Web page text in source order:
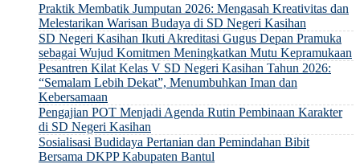
Praktik Membatik Jumputan 2026: Mengasah Kreativitas dan
Melestarikan Warisan Budaya di SD Negeri Kasihan
SD Negeri Kasihan Ikuti Akreditasi Gugus Depan Pramuka
sebagai Wujud Komitmen Meningkatkan Mutu Kepramukaan
Pesantren Kilat Kelas V SD Negeri Kasihan Tahun 2026:
“Semalam Lebih Dekat”, Menumbuhkan Iman dan
Kebersamaan
Pengajian POT Menjadi Agenda Rutin Pembinaan Karakter
di SD Negeri Kasihan
Sosialisasi Budidaya Pertanian dan Pemindahan Bibit
Bersama DKPP Kabupaten Bantul